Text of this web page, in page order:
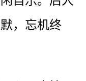
，忘机终